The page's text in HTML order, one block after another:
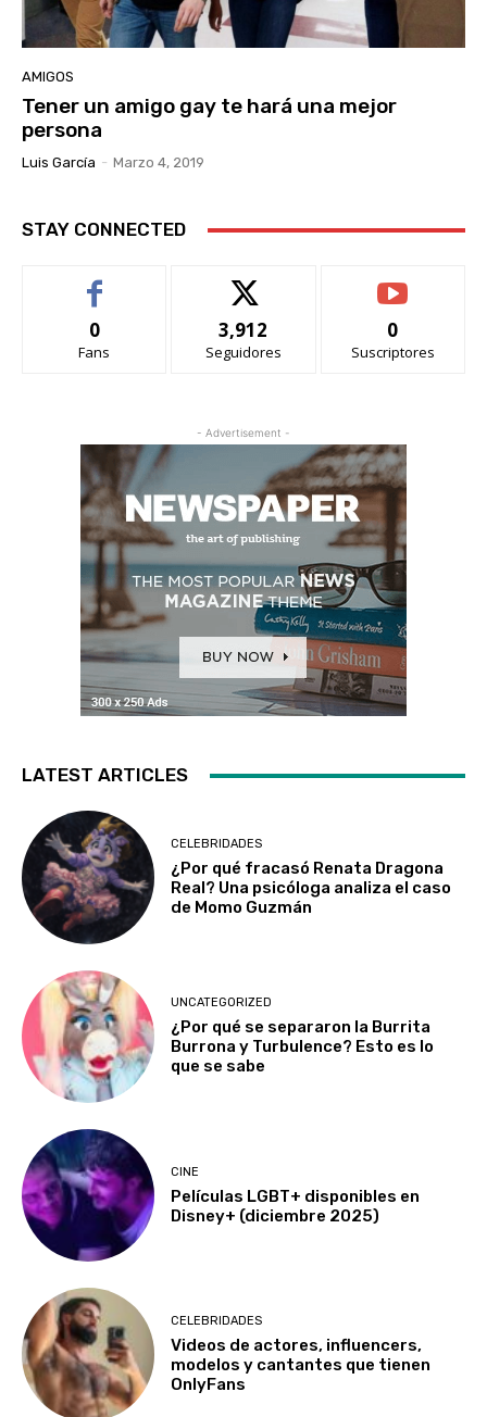
AMIGOS
Tener un amigo gay te hará una mejor
persona
Luis García - Marzo 4, 2019
STAY CONNECTED
0
Fans
3,912
Seguidores
0
Suscriptores
- Advertisement -
LATEST ARTICLES
CELEBRIDADES
¿Por qué fracasó Renata Dragona
Real? Una psicóloga analiza el caso
de Momo Guzmán
UNCATEGORIZED
¿Por qué se separaron la Burrita
Burrona y Turbulence? Esto es lo
que se sabe
CINE
Películas LGBT+ disponibles en
Disney+ (diciembre 2025)
CELEBRIDADES
Videos de actores, influencers,
modelos y cantantes que tienen
OnlyFans